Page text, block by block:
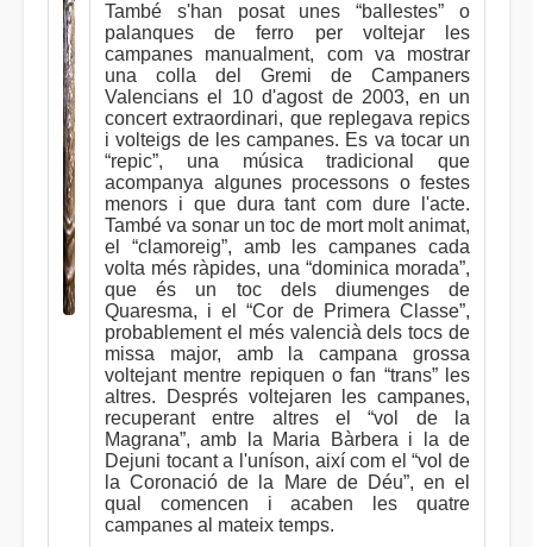
També s'han posat unes “ballestes” o
palanques de ferro per voltejar les
campanes manualment, com va mostrar
una colla del Gremi de Campaners
Valencians el 10 d'agost de 2003, en un
concert extraordinari, que replegava repics
i volteigs de les campanes. Es va tocar un
“repic”, una música tradicional que
acompanya algunes processons o festes
menors i que dura tant com dure l'acte.
També va sonar un toc de mort molt animat,
el “clamoreig”, amb les campanes cada
volta més ràpides, una “dominica morada”,
que és un toc dels diumenges de
Quaresma, i el “Cor de Primera Classe”,
probablement el més valencià dels tocs de
missa major, amb la campana grossa
voltejant mentre repiquen o fan “trans” les
altres. Després voltejaren les campanes,
recuperant entre altres el “vol de la
Magrana”, amb la Maria Bàrbera i la de
Dejuni tocant a l'uníson, així com el “vol de
la Coronació de la Mare de Déu”, en el
qual comencen i acaben les quatre
campanes al mateix temps.